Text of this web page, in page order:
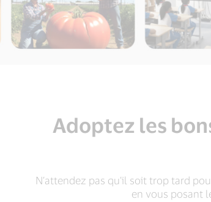
Adoptez les
N’attendez pas qu’il soit trop tard
en vous posant